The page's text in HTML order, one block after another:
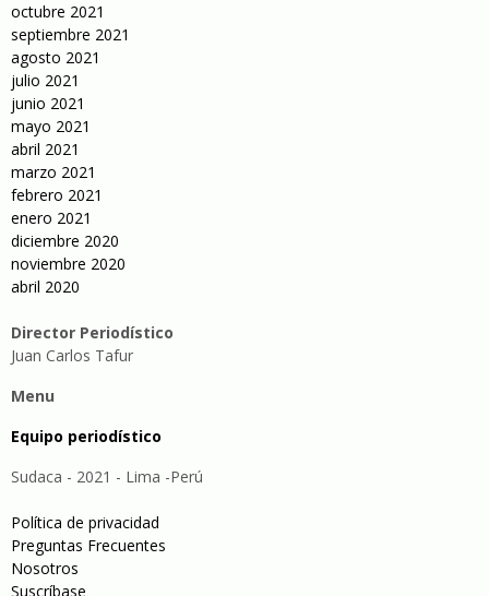
octubre 2021
septiembre 2021
agosto 2021
julio 2021
junio 2021
mayo 2021
abril 2021
marzo 2021
febrero 2021
enero 2021
diciembre 2020
noviembre 2020
abril 2020
Director Periodístico
Juan Carlos Tafur
Menu
Equipo periodístico
Sudaca - 2021 - Lima -Perú
Política de privacidad
Preguntas Frecuentes
Nosotros
Suscríbase